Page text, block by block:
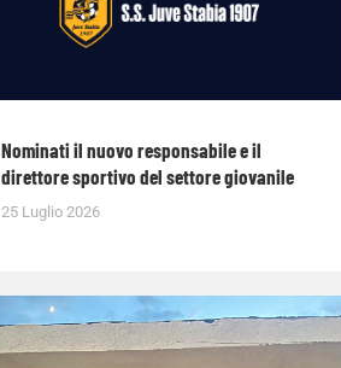
Nominati il nuovo responsabile e il
direttore sportivo del settore giovanile
25 Luglio 2026